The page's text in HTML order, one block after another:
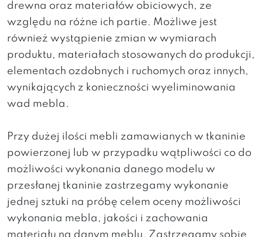
drewna oraz materiałów obiciowych, ze
względu na różne ich partie. Możliwe jest
również wystąpienie zmian w wymiarach
produktu, materiałach stosowanych do produkcji,
elementach ozdobnych i ruchomych oraz innych,
wynikających z konieczności wyeliminowania
wad mebla.
Przy dużej ilości mebli zamawianych w tkaninie
powierzonej lub w przypadku wątpliwości co do
możliwości wykonania danego modelu w
przesłanej tkaninie zastrzegamy wykonanie
jednej sztuki na próbę celem oceny możliwości
wykonania mebla, jakości i zachowania
materiału na danym meblu. Zastrzegamy sobie